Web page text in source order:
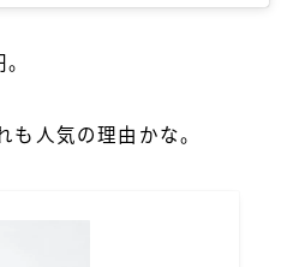
も人気の理由かな。